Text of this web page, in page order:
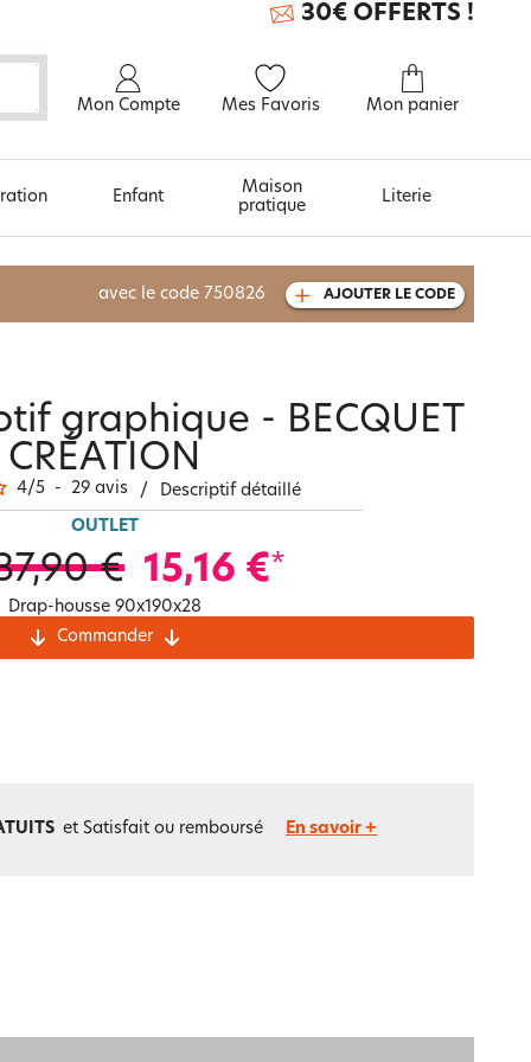
Mon Compte Mes Favoris Mon panier
30€ OFFERTS !
et
À découvrir aussi
Carte cadeau
Enfant
Maison
pratique
Literie
avec le code 750826 AJOUTER LE CODE
graphique - BECQUET
CRÉATION
4/5 - 29 avis / Descriptif détaillé
OUTLET
€ 15,16 €*
Drap-housse 90x190x28
Commander
et Satisfait ou remboursé En savoir +